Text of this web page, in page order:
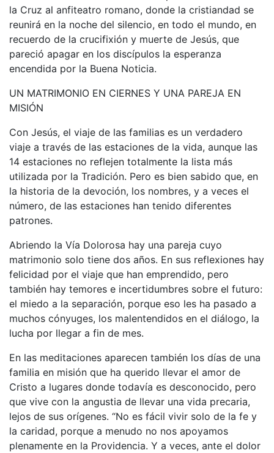
la Cruz al anfiteatro romano, donde la cristiandad se
reunirá en la noche del silencio, en todo el mundo, en
recuerdo de la crucifixión y muerte de Jesús, que
pareció apagar en los discípulos la esperanza
encendida por la Buena Noticia.
UN MATRIMONIO EN CIERNES Y UNA PAREJA EN
MISIÓN
Con Jesús, el viaje de las familias es un verdadero
viaje a través de las estaciones de la vida, aunque las
14 estaciones no reflejen totalmente la lista más
utilizada por la Tradición. Pero es bien sabido que, en
la historia de la devoción, los nombres, y a veces el
número, de las estaciones han tenido diferentes
patrones.
Abriendo la Vía Dolorosa hay una pareja cuyo
matrimonio solo tiene dos años. En sus reflexiones hay
felicidad por el viaje que han emprendido, pero
también hay temores e incertidumbres sobre el futuro:
el miedo a la separación, porque eso les ha pasado a
muchos cónyuges, los malentendidos en el diálogo, la
lucha por llegar a fin de mes.
En las meditaciones aparecen también los días de una
familia en misión que ha querido llevar el amor de
Cristo a lugares donde todavía es desconocido, pero
que vive con la angustia de llevar una vida precaria,
lejos de sus orígenes. “No es fácil vivir solo de la fe y
la caridad, porque a menudo no nos apoyamos
plenamente en la Providencia. Y a veces, ante el dolor